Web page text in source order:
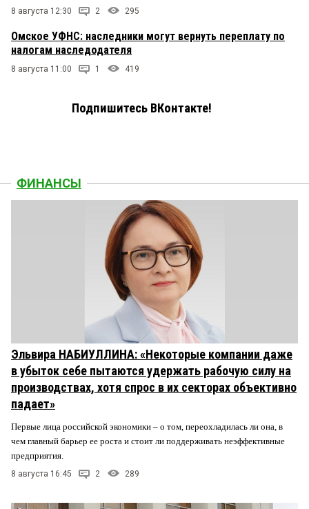
8 августа 12:30 2 295
Омское УФНС: наследники могут вернуть переплату по
налогам наследодателя
8 августа 11:00 1 419
Подпишитесь ВКонтакте!
ФИНАНСЫ
Эльвира НАБИУЛЛИНА: «Некоторые компании даже
в убыток себе пытаются удержать рабочую силу на
производствах, хотя спрос в их секторах объективно
падает»
Первые лица российской экономики – о том, переохладилась ли она, в
чем главный барьер ее роста и стоит ли поддерживать неэффективные
предприятия.
8 августа 16:45 2 289